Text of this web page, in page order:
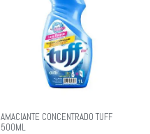
AMACIANTE CONCENTRADO TUFF
500ML